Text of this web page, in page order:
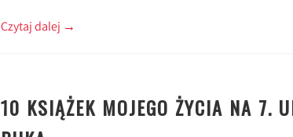
Czytaj dalej →
10 KSIĄŻEK MOJEGO ŻYCIA NA 7.